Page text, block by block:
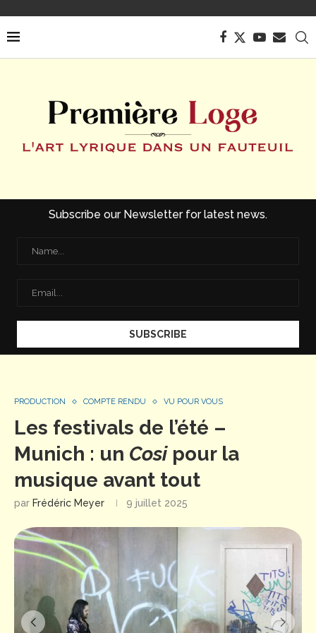
Subscribe our Newsletter for latest news.
PRODUCTION COMPTE RENDU VU POUR VOUS
Les festivals de l’été –
Munich : un Cosipour la
musique avant tout
par Frédéric Meyer 9 juillet 2025